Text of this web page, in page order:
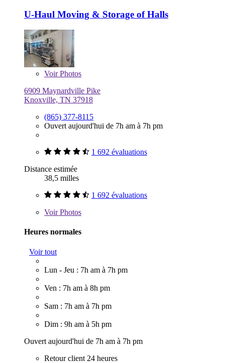
U-Haul Moving & Storage of Halls
VoirPhotos
6909 Maynardville Pike
Knoxville, TN 37918
(865) 377-8115
Ouvert aujourd'hui de 7h am à 7h pm
1 692 évaluations
Distance estimée
38,5 milles
1 692 évaluations
VoirPhotos
Heures normales
Voir tout
Lun - Jeu : 7h am à 7h pm
Ven : 7h am à 8h pm
Sam : 7h am à 7h pm
Dim : 9h am à 5h pm
Ouvert aujourd'hui de 7h am à 7h pm
Retour client 24 heures